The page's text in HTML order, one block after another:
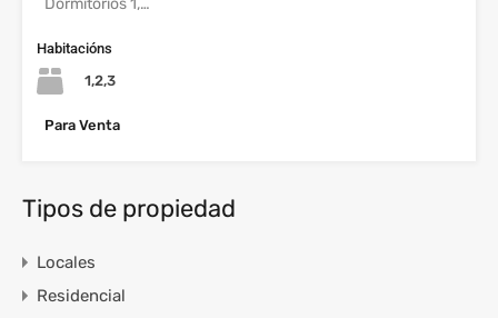
Dormitorios 1,…
Habitacións
1,2,3
Para Venta
Tipos de propiedad
Locales
Residencial